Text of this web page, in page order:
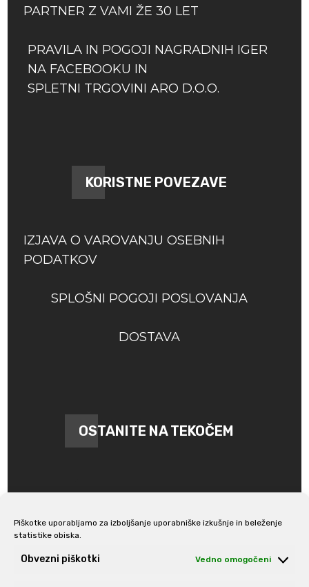
Piškotke uporabljamo za izboljšanje uporabniške izkušnje in beleženje
statistike obiska.
Obvezni piškotki Vedno omogočeni
PARTNER Z VAMI ŽE 30 LET
PRAVILA IN POGOJI NAGRADNIH IGER
NA FACEBOOKU IN
SPLETNI TRGOVINI ARO D.O.O.
KORISTNE POVEZAVE
IZJAVA O VAROVANJU OSEBNIH
PODATKOV
SPLOŠNI POGOJI POSLOVANJA
DOSTAVA
OSTANITE NA TEKOČEM